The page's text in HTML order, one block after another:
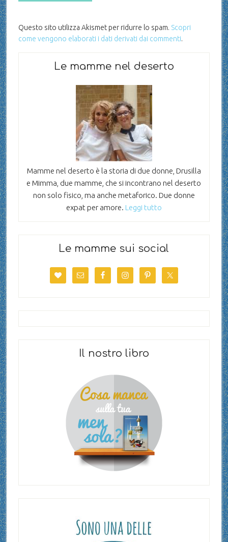
Questo sito utilizza Akismet per ridurre lo spam. Scopri
come vengono elaborati i dati derivati dai commenti.
Le mamme nel deserto
Mamme nel deserto è la storia di due donne, Drusilla
e Mimma, due mamme, che si incontrano nel deserto
non solo fisico, ma anche metaforico. Due donne
expat per amore. Leggi tutto
Le mamme sui social
Il nostro libro